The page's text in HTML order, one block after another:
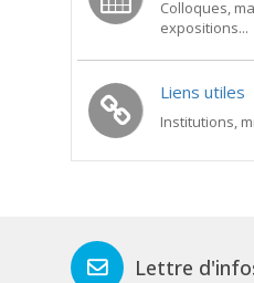
Colloques,
expositions...
Liens utiles
Institutions,
Lettre